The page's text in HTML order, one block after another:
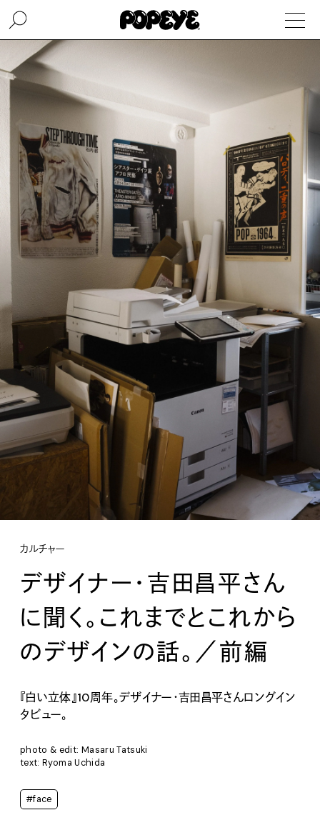
カルチャー
デザイナー・吉田昌平さん
に聞く。これまでとこれから
のデザインの話。／前編
『白い立体』10周年。デザイナー・吉田昌平さんロングイン
タビュー。
photo & edit: Masaru Tatsuki
text: Ryoma Uchida
#face